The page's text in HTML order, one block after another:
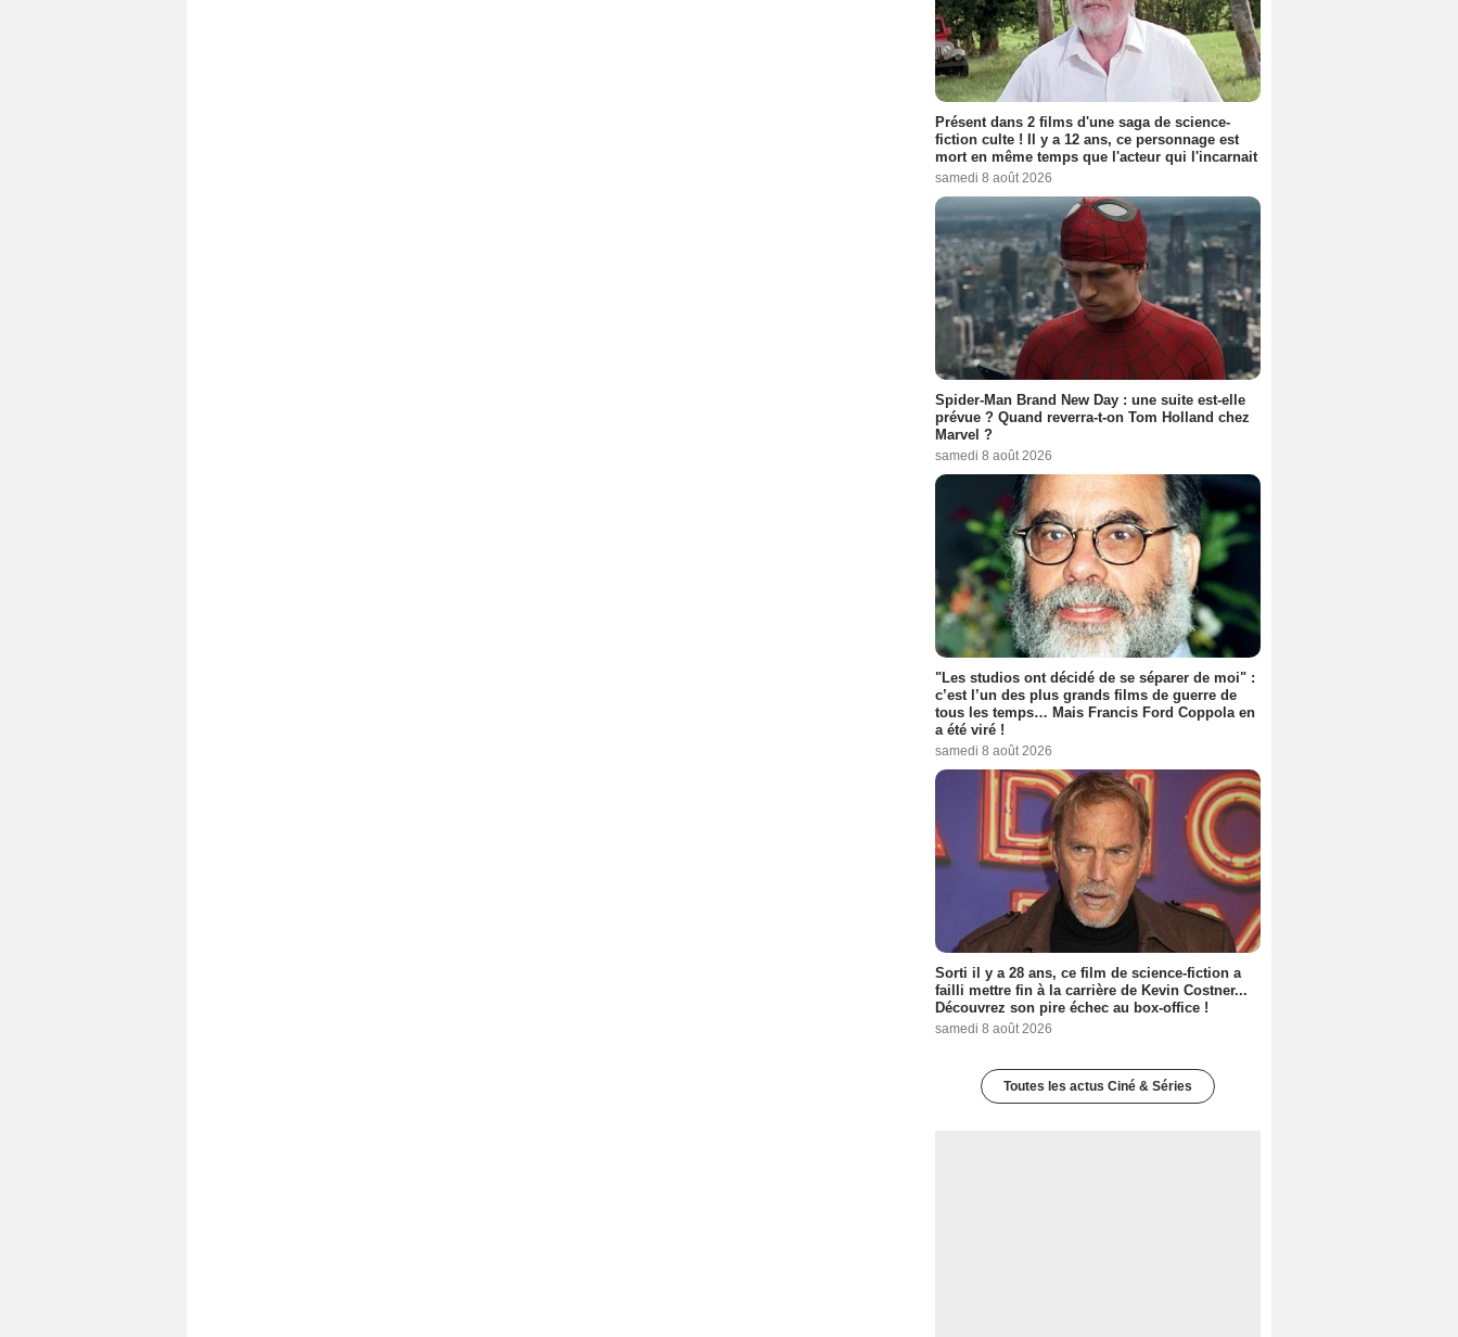
Présent dans 2 films d'une saga de science-
fiction culte ! Il y a 12 ans, ce personnage est
mort en même temps que l'acteur qui l'incarnait
samedi 8 août 2026
Spider-Man Brand New Day : une suite est-elle
prévue ? Quand reverra-t-on Tom Holland chez
Marvel ?
samedi 8 août 2026
"Les studios ont décidé de se séparer de moi" :
c’est l’un des plus grands films de guerre de
tous les temps… Mais Francis Ford Coppola en
a été viré !
samedi 8 août 2026
Sorti il y a 28 ans, ce film de science-fiction a
failli mettre fin à la carrière de Kevin Costner...
Découvrez son pire échec au box-office !
samedi 8 août 2026
Toutes les actus Ciné & Séries